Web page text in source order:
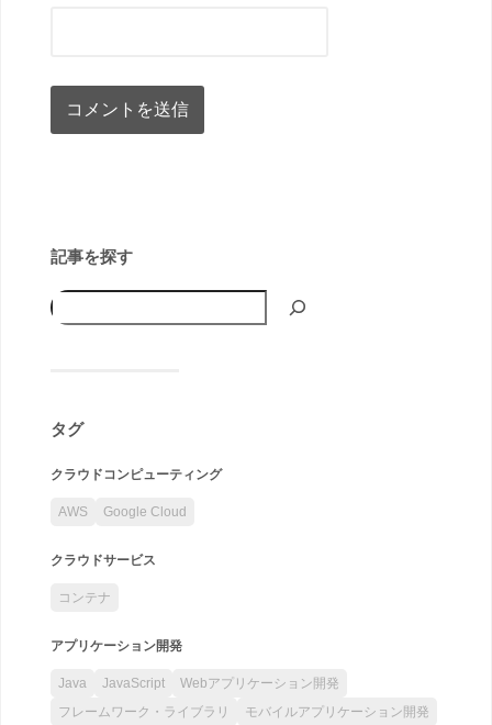
記事を探す
タグ
クラウドコンピューティング
AWS Google Cloud
クラウドサービス
コンテナ
アプリケーション開発
Java JavaScript
Webアプリケーション開発
フレームワーク・ライブラリ
モバイルアプリケーション開発